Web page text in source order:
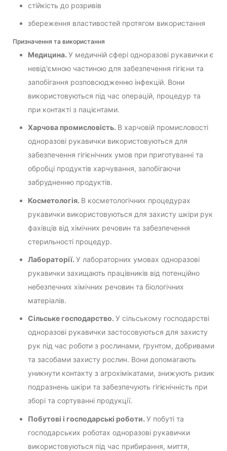
стійкість до розривів
збереження властивостей протягом використання
Призначення та використання
Медицина. У медичній сфері одноразові рукавички є
невід'ємною частиною для забезпечення гігієни та
запобігання розповсюдженню інфекцій. Вони
використовуються під час операцій, процедур та
при контакті з пацієнтами.
Харчова промисловість. В харчовій промисловості
одноразові рукавички використовуються для
забезпечення гігієнічних умов при приготуванні та
обробці продуктів харчування, запобігаючи
забрудненню продуктів.
Косметологія. В косметологічних процедурах
рукавички використовуються для захисту шкіри рук
фахівців від хімічних речовин та забезпечення
стерильності процедур.
Лабораторії. У лабораторних умовах одноразові
рукавички захищають працівників від потенційно
небезпечних хімічних речовин та біологічних
матеріалів.
Сільське господарство. У сільському господарстві
одноразові рукавички застосовуються для захисту
рук під час роботи з рослинами, ґрунтом, добривами
та засобами захисту рослин. Вони допомагають
уникнути контакту з агрохімікатами, знижують ризик
подразнень шкіри та забезпечують гігієнічність при
зборі та сортуванні продукції.
Побутові і господарські роботи. У побуті та
господарських роботах одноразові рукавички
використовуються під час прибирання, миття,